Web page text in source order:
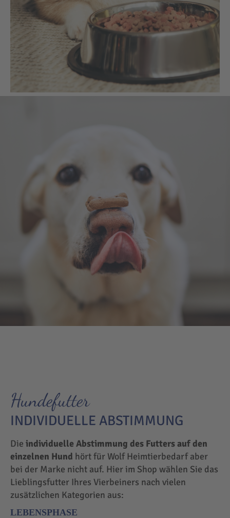
Hundefutter
INDIVIDUELLE ABSTIMMUNG
Die individuelle Abstimmung des Futters auf den
einzelnen Hund hört für Wolf Heimtierbedarf aber
bei der Marke nicht auf. Hier im Shop wählen Sie das
Lieblingsfutter Ihres Vierbeiners nach vielen
zusätzlichen Kategorien aus:
LEBENSPHASE